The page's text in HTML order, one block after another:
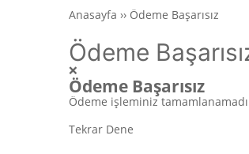
Anasayfa ›› Ödeme Başarısız
Ödeme
❌
Ödeme Başarısız
Ödeme işleminiz
Tekrar Dene